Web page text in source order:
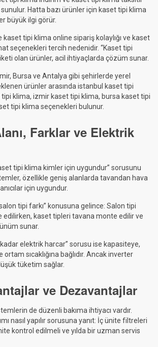
Hatta bazı ürünler için kaset tipi klima
büyük ilgi görür.
kaset tipi klima online sipariş kolaylığı ve kaset
seçenekleri tercih nedenidir. “Kaset tipi
olan ürünler, acil ihtiyaçlarda çözüm sunar.
Bursa ve Antalya gibi şehirlerde yerel
ürünler arasında istanbul kaset tipi
klima, izmir kaset tipi klima, bursa kaset tipi
tipi klima seçenekleri bulunur.
Farklar ve Elektrik
tipi klima kimler için uygundur” sorusunu
özellikle geniş alanlarda tavandan hava
için uygundur.
tipi farkı” konusuna gelince: Salon tipi
edilirken, kaset tipleri tavana monte edilir ve
sunar.
elektrik harcar” sorusu ise kapasiteye,
ortam sıcaklığına bağlıdır. Ancak inverter
tüketim sağlar.
ve Dezavantajlar
de düzenli bakıma ihtiyacı vardır.
nasıl yapılır sorusuna yanıt: İç ünite filtreleri
kontrol edilmeli ve yılda bir uzman servis